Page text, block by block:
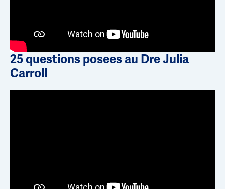
25 questions posees au Dre Julia
Carroll